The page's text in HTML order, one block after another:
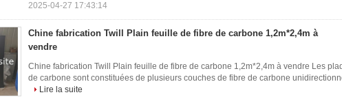
2025-04-27 17:43:14
Chine fabrication Twill Plain feuille de fibre de carbone 1,2m*2,4m à
vendre
Chine fabrication Twill Plain feuille de fibre de carbone 1,2m*2,4m à vendre Les
de carbone sont constituées de plusieurs couches de fibre de carbone
Lire la suite